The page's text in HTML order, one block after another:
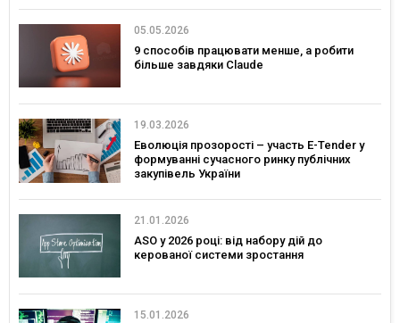
05.05.2026
9 способів працювати менше, а робити
більше завдяки Claude
19.03.2026
Еволюція прозорості – участь E-Tender у
формуванні сучасного ринку публічних
закупівель України
21.01.2026
ASO у 2026 році: від набору дій до
керованої системи зростання
15.01.2026